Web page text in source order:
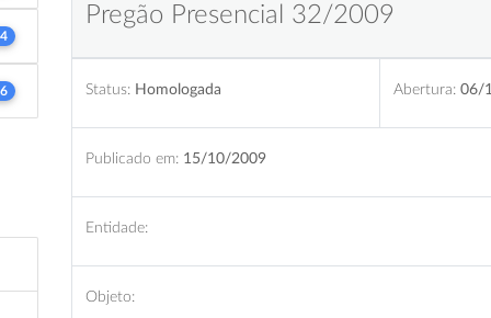
Pregão Presencial 32/2009
Status: Homologada Abertura: 06/
Publicado em: 15/10/2009
Entidade:
Objeto: